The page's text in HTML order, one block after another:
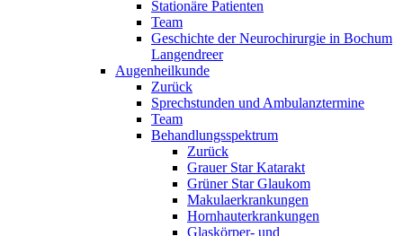
Stationäre Patienten
Team
Geschichte der Neurochirurgie in Bochum
Langendreer
Augenheilkunde
Zurück
Sprechstunden und Ambulanztermine
Team
Behandlungsspektrum
Zurück
Grauer Star Katarakt
Grüner Star Glaukom
Makulaerkrankungen
Hornhauterkrankungen
Glaskörper- und